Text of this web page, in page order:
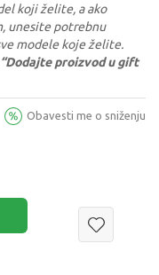
koji želite, a ako
unesite potrebnu
modele koje želite.
proizvod u gift
Obavesti me o sniženju